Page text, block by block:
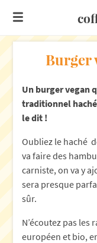
Burger
Un burger vegan
traditionnel
le dit !
Oubliez le haché
va faire des
carniste, on va y
sera presque
sûr.
N’écoutez pas les
européen et bio,